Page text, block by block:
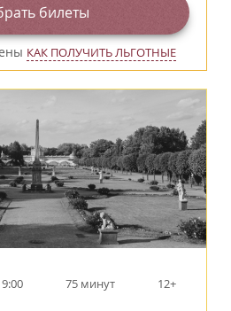
билеты
КАК ПОЛУЧИТЬ ЛЬГОТНЫЕ
75 минут 12+